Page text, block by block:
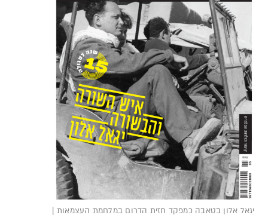
יגאל אלון בטאבה כמפקד חזית הדרום במלחמת העצמאות |